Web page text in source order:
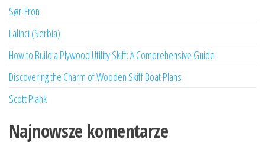
Sør-Fron
Lalinci (Serbia)
How to Build a Plywood Utility Skiff: A Comprehensive Guide
Discovering the Charm of Wooden Skiff Boat Plans
Scott Plank
Najnowsze komentarze